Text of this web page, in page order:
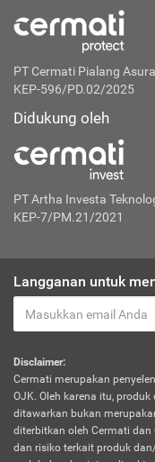
PT Cermati Pialang
KEP-596/PD.02/2025
Didukung oleh
PT Artha Investa
KEP-7/PM.21/2021
Langganan untuk
Disclaimer:
Cermati merupakan
OJK. Oleh karena itu,
ditawarkan bukan
diterbitkan oleh Cermati
dan risiko terkait produk